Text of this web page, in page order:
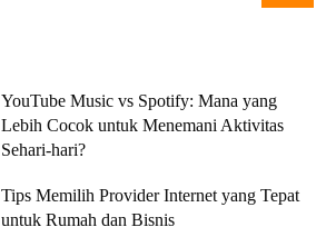
YouTube Music vs Spotify: Mana yang
Lebih Cocok untuk Menemani Aktivitas
Sehari-hari?
Tips Memilih Provider Internet yang Tepat
untuk Rumah dan Bisnis